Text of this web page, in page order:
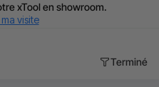
xTool en showroom.
visite
Terminé